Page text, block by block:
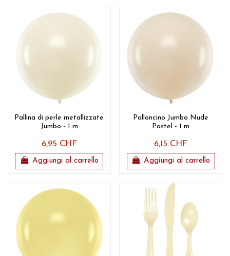
Pallina di perle metallizzate
Jumbo - 1 m
6,95 CHF
Aggiungi al carrello
Palloncino Jumbo Nude
Pastel - 1 m
6,15 CHF
Aggiungi al carrello